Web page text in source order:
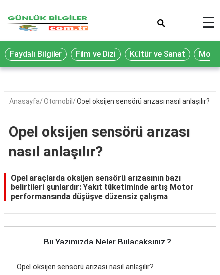
Eğitim
Ekonomi
Seyahat
Oyun
Yaşam
Hukuk
Blog
☰
Faydalı Bilgiler Film ve Dizi Kültür ve Sanat
Anasayfa Otomobil Opel oksijen sensörü arızası nasıl anlaşılır?
Opel oksijen sensörü arızası
nasıl anlaşılır?
Opel araçlarda oksijen sensörü arızasının bazı
belirtileri şunlardır: Yakıt tüketiminde artış Motor
performansında düşüşve düzensiz çalışma
Bu Yazımızda Neler Bulacaksınız ?
Opel oksijen sensörü arızası nasıl anlaşılır?